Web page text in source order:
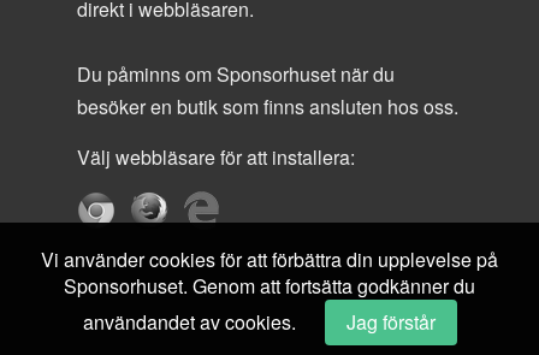
direkt i webbläsaren.
Du påminns om Sponsorhuset när du
besöker en butik som finns ansluten hos oss.
Välj webbläsare för att installera:
Vi använder cookies för att förbättra din upplevelse på
Sponsorhuset. Genom att fortsätta godkänner du
användandet av cookies.
Jag förstår